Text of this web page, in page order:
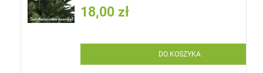
18,00 zł
DO KOSZYKA